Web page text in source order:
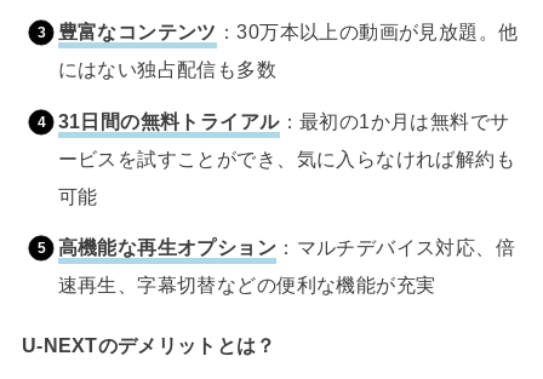
豊富なコンテンツ ：30万本以上の動画が見放題。他
にはない独占配信も多数
31日間の無料トライアル：最初の1か月は無料でサ
ービスを試すことができ、気に入らなければ解約も
可能
高機能な再生オプション ：マルチデバイス対応、倍
速再生、字幕切替などの便利な機能が充実
U-NEXTのデメリットとは？